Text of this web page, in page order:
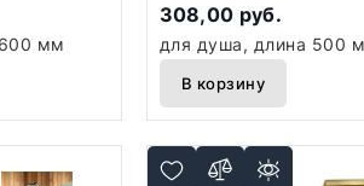
мм
308,00 руб.
для душа, длина 500
В корзину